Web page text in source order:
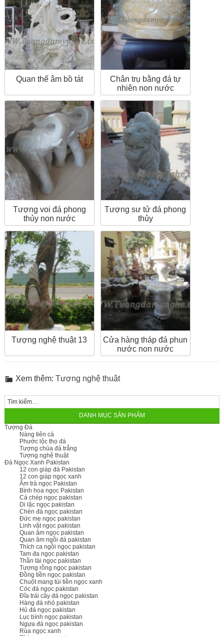
Quan thế âm bồ tát
Chân trụ bằng đá tự
nhiên non nước
Tượng voi đá phong
thủy non nước
Tượng sư tử đá phong
thủy
Tượng nghệ thuật 13
Cửa hàng tháp đá phun
nước non nước
Xem thêm: Tượng nghệ thuật
DANH MỤC SẢN PHẨM
Tượng Đá
Nàng tiên cá
Phước lộc thọ đá
Tượng chúa đá trắng
Tượng nghệ thuật
Đá Ngọc Xanh Pakistan
12 con giáp đá Pakistan
12 con giáp ngọc xanh
Ấm trà ngọc Pakistan
Bình hoa ngọc Pakistan
Cá chép ngọc pakistan
Di lặc ngọc pakistan
Chén đá ngọc pakistan
Đức mẹ ngọc pakistan
Linh vật ngọc pakistan
Quan âm ngọc pakistan
Quan âm ngồi đá pakistan
Thích ca ngồi ngọc pakistan
Tam đa ngọc pakistan
Thần tài ngọc pakistan
Tượng rồng ngọc pakistan
Đồng tiền ngọc pakistan
Chuột mang túi tiền ngọc xanh
Cóc đá ngọc pakistan
Đĩa trái cây đá ngọc pakistan
Hàng đá nhỏ pakistan
Hủ đá ngọc pakistan
Lục bình ngọc pakistan
Ngựa đá ngọc pakistan
Rùa ngọc xanh